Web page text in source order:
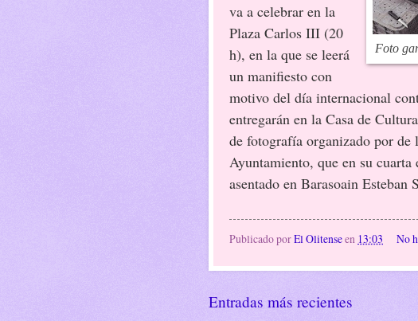
Foto
va a celebrar en la
Plaza Carlos III (20
h), en la que se leerá
un manifiesto con
motivo del día internacional
entregarán en la Casa de
de fotografía organizado por
Ayuntamiento, que en su
asentado en Barasoain Esteban
Publicado porEl Olitenseen 13:03 No
Entradas más recientes